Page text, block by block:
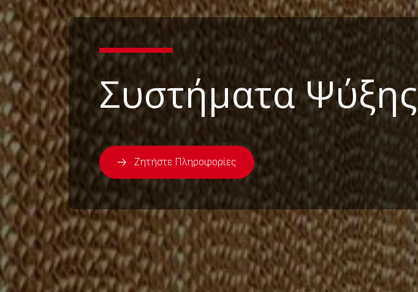
Συστήματα Ψύξης
Ζητήστε Πληροφορίες